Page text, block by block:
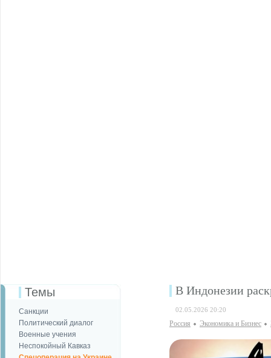
Темы
Санкции
Политический диалог
Военные учения
Неспокойный Кавказ
В Индонезии
02.05.2026 20:20
Россия Экономика и Бизнес